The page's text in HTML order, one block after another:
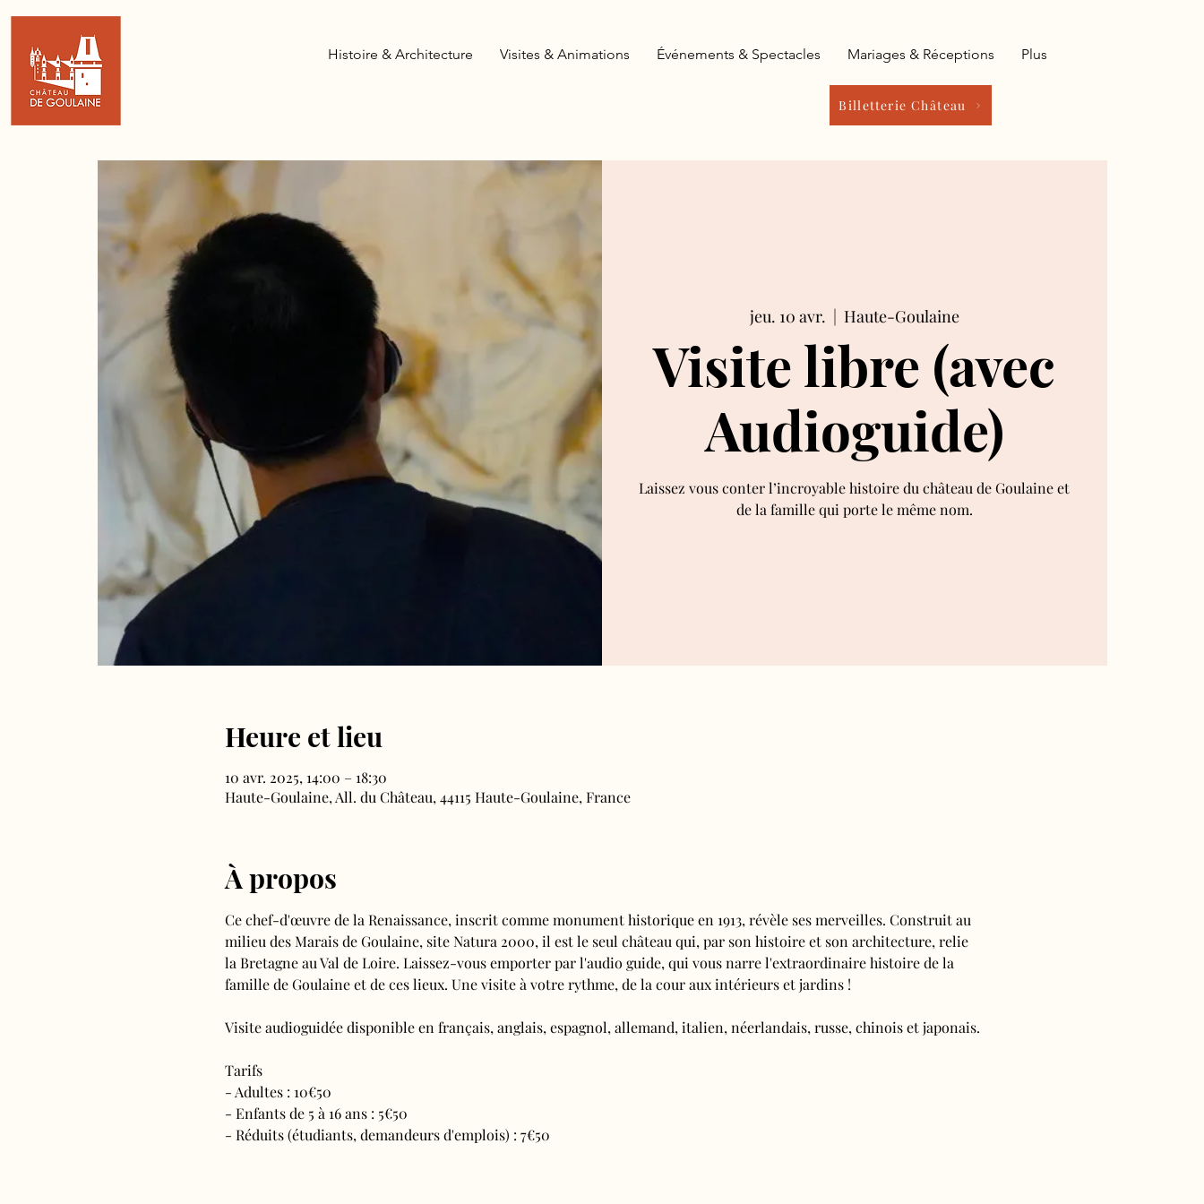
Billetterie Château
Histoire & Architecture Visites & Animations Événements & Spectacles Mariages & Réceptions Plus
jeu. 10 avr.
  |
Haute-Goulaine
Visite libre (avec
Audioguide)
Laissez vous conter l’incroyable histoire du château de Goulaine et
de la famille qui porte le même nom.
Heure et lieu
10 avr. 2025, 14:00 – 18:30
Haute-Goulaine, All. du Château, 44115 Haute-Goulaine, France
À propos
Ce chef-d'œuvre de la Renaissance, inscrit comme monument historique en 1913, révèle ses merveilles. Construit au
milieu des Marais de Goulaine, site Natura 2000, il est le seul château qui, par son histoire et son architecture, relie
la Bretagne au Val de Loire. Laissez-vous emporter par l'audio guide, qui vous narre l'extraordinaire histoire de la
famille de Goulaine et de ces lieux. Une visite à votre rythme, de la cour aux intérieurs et jardins !
Visite audioguidée disponible en français, anglais, espagnol, allemand, italien, néerlandais, russe, chinois et japonais.
Tarifs
- Adultes : 10€50
- Enfants de 5 à 16 ans : 5€50
- Réduits (étudiants, demandeurs d'emplois) : 7€50